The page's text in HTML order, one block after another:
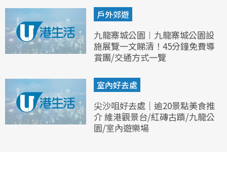
戶外郊遊
九龍寨城公園︱九龍寨城公園設
施展覽一文睇清！45分鐘免費導
賞團/交通方式一覽
室內好去處
尖沙咀好去處｜逾20景點美食推
介 維港觀景台/紅磚古蹟/九龍公
園/室內遊樂場